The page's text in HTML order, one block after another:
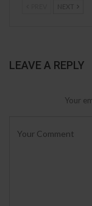
NEXT
LEAVE A REPLY
Your